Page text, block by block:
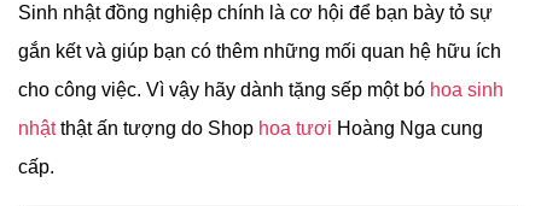
Sinh nhật đồng nghiệp chính là cơ hội để bạn bày tỏ sự
gắn kết và giúp bạn có thêm những mối quan hệ hữu ích
cho công việc. Vì vậy hãy dành tặng sếp một bó hoa sinh
nhậtthật ấn tượng do Shop hoa tươi Hoàng Nga cung
cấp.